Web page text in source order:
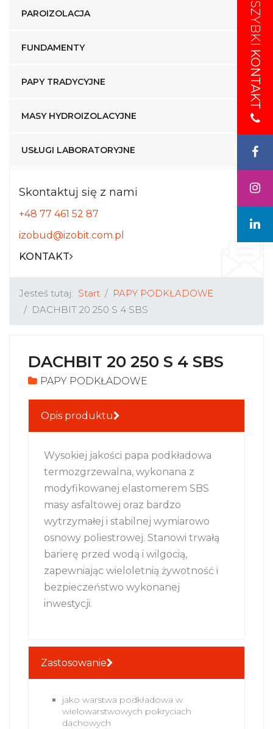
SZYBKI
KONTAKT
SZYBKI
KONTAKT
PAROIZOLACJA
FUNDAMENTY
PAPY TRADYCYJNE
MASY HYDROIZOLACYJNE
USŁUGI LABORATORYJNE
Skontaktuj się z nami
+48 77 461 52 87
izobud@izobit.com.pl
KONTAKT
Jesteś tutaj: Start
PAPY PODKŁADOWE
DACHBIT 20 250 S 4 SBS
DACHBIT 20 250 S 4 SBS
PAPY PODKŁADOWE
Opis produktu
Wysokiej jakości papa podkładowa
termozgrzewalna, wykonana z
modyfikowanej elastomerem SBS
masy asfaltowej oraz bardzo
wytrzymałej i stabilnej wymiarowo
osnowy poliestrowej. Stanowi trwałą
barierę przed wodą i wilgocią,
zapewniając wieloletnią żywotność i
bezpieczeństwo wykonanej
inwestycji.
Zastosowanie
jako warstwa podkładowa w
wielowarstwowych pokryciach
dachowych